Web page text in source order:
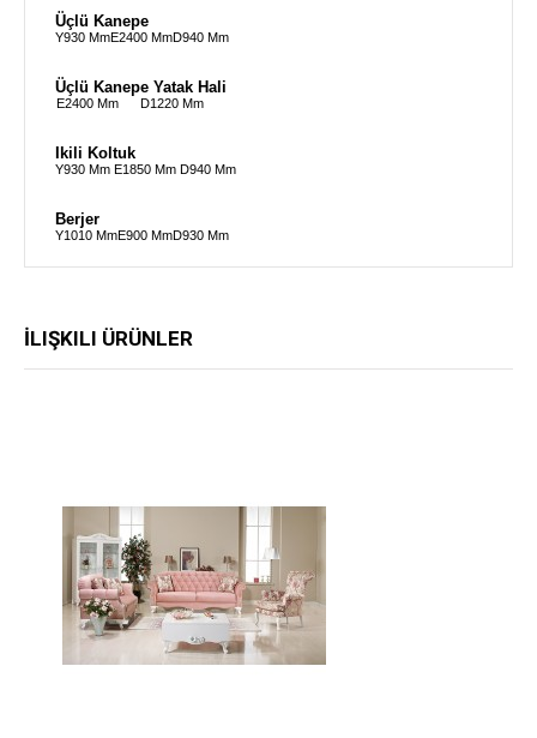
Üçlü Kanepe
Y930 MmE2400 MmD940 Mm
Üçlü Kanepe Yatak Hali
E2400 Mm D1220 Mm
Ikili Koltuk
Y930 Mm E1850 Mm D940 Mm
Berjer
Y1010 MmE900 MmD930 Mm
İLIŞKILI ÜRÜNLER